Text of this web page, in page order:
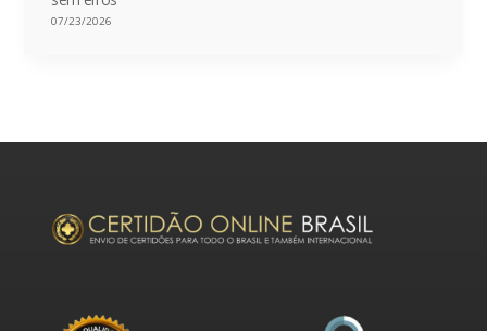
07/23/2026